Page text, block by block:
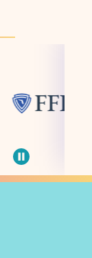
Pause
carousel